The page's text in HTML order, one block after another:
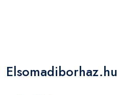
Elsomadiborhaz.hu